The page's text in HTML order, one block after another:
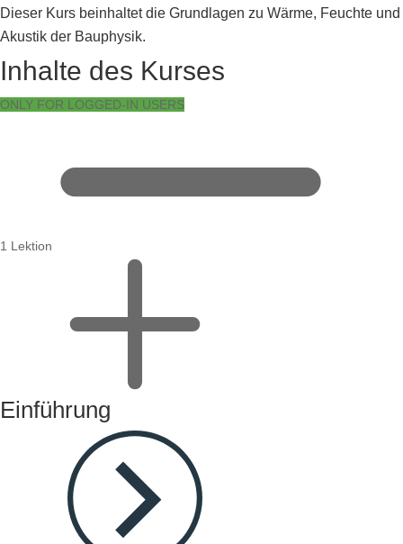
Dieser Kurs beinhaltet die Grundlagen zu Wärme, Feuchte und
Akustik der Bauphysik.
Inhalte des Kurses
ONLY FOR LOGGED-IN USERS
1 Lektion
Einführung